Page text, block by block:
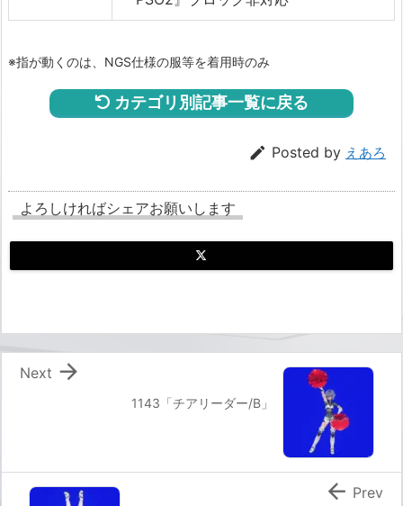
※指が動くのは、NGS仕様の服等を着用時のみ
カテゴリ別記事一覧に戻る
 Posted by えあろ
よろしければシェアお願いします
1143「チアリーダー/B」

Next
 Prev